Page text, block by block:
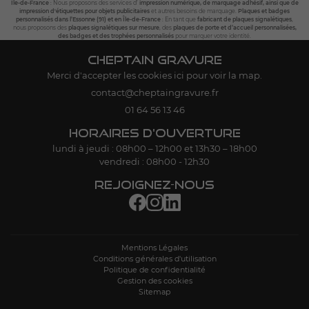
Île-de-France: Nous proposons des services d’ impression numérique, de marquage adhésif, ainsi que de
impression d'étiquettes pour objets publicitaires et autres besoins de marquage. Plaques et badges
personnalisés dans l’Essonne (91) et en Île-de-France : En tant que fabricant de plaques signalétiques
nous proposons des plaques signalétiques sur mesure, des plaques de porte et d’accueil personnalisées,
des badges et des trophées personnalisés pour marquer votre identité.
CHEPTAIN GRAVURE
Merci d'accepter les cookies ici pour voir la map.
01 64 56 13 46
HORAIRES D'OUVERTURE
lundi à jeudi : 08h00 – 12h00 et 13h30 – 18h00
vendredi : 08h00 - 12h30
REJOIGNEZ-NOUS
Mentions Légales
Conditions générales d'utilisation
Politique de confidentialité
Gestion des cookies
Sitemap